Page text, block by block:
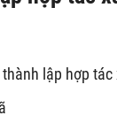
lập hợp tác